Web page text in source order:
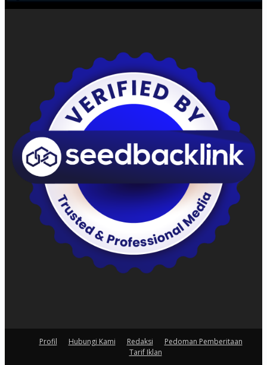
Profil Hubungi Kami Redaksi
Pedoman Pemberitaan
Tarif Iklan